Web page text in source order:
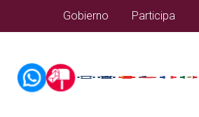
docentes/pdfSalida del comando:
Gobierno Participa